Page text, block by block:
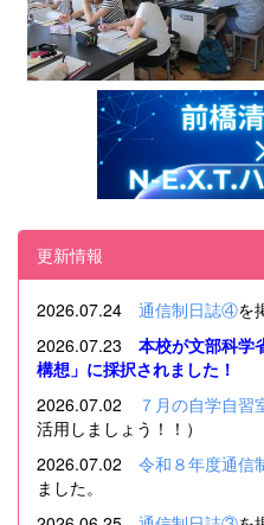
更新情報
2026.07.24 通信制日誌④を
2026.07.23 本校が文部科学
構想」に採択されました！
2026.07.02
７月の自学自習
活用しましょう！！）
2026.07.02 令和８年度通信
ました。